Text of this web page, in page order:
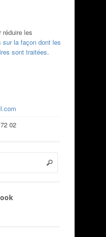
les
sur la façon dont les
sont traitées.
02